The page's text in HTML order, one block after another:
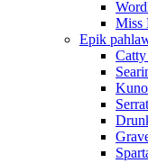
Miss
Epik